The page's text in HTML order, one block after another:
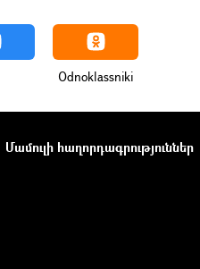
Odnoklassniki
Մամուլի հաղորդագրություններ